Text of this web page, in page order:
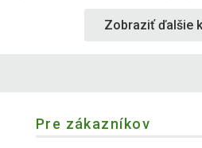
Zobraziť ďalšie
Pre zákazníkov